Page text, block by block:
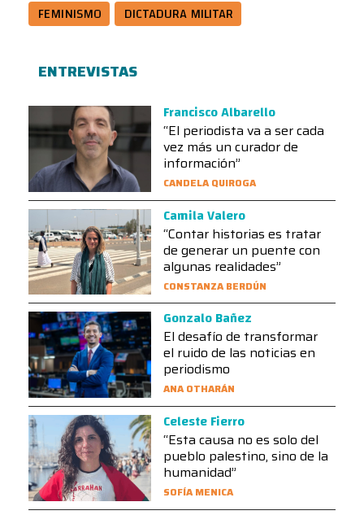
FEMINISMO
DICTADURA MILITAR
ENTREVISTAS
Francisco Albarello
“El periodista va a ser cada
vez más un curador de
información”
CANDELA QUIROGA
Camila Valero
“Contar historias es tratar
de generar un puente con
algunas realidades”
CONSTANZA BERDÚN
Gonzalo Bañez
El desafío de transformar
el ruido de las noticias en
periodismo
ANA OTHARÁN
Celeste Fierro
“Esta causa no es solo del
pueblo palestino, sino de la
humanidad”
SOFÍA MENICA